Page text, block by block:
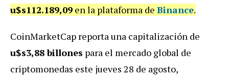
u$s112.189,09 en la plataforma de Binance.
CoinMarketCap reporta una capitalización de
u$s3,88 billones para el mercado global de
criptomonedas este jueves 28 de agosto,